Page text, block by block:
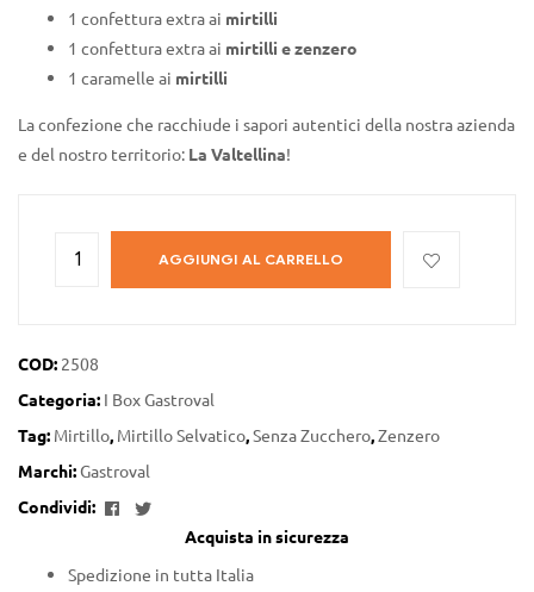
1 confettura extra ai mirtilli
1 confettura extra ai mirtilli e zenzero
1 caramelle ai mirtilli
La confezione che racchiude i sapori autentici della nostra azienda
e del nostro territorio: La Valtellina!
AGGIUNGI AL CARRELLO
COD: 2508
Categoria: I Box Gastroval
Tag: Mirtillo, Mirtillo Selvatico,Senza Zucchero,Zenzero
Marchi:Gastroval
Condividi:
Facebook
Twitter
Acquista in sicurezza
Spedizione in tutta Italia